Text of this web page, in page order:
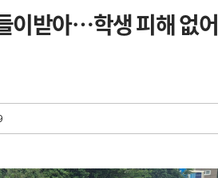
이받아…학생 피해 없어